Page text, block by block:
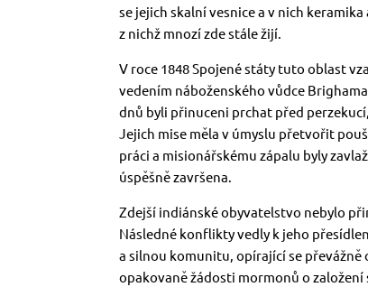
se jejich skalní vesnice a v nich
z nichž mnozí zde stále žijí.
V roce 1848 Spojené státy tuto oblast
vedením náboženského vůdce
dnů byli přinuceni prchat před
Jejich mise měla v úmyslu přetvořit
práci a misionářskému zápalu byly
úspěšně završena.
Zdejší indiánské obyvatelstvo nebylo
Následné konflikty vedly k jeho
a silnou komunitu, opírající se převážně
opakovaně žádosti mormonů o